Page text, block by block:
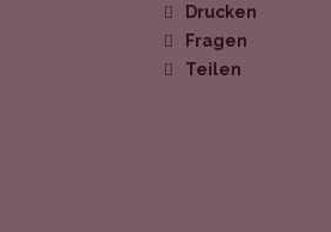
Drucken
Fragen
Teilen